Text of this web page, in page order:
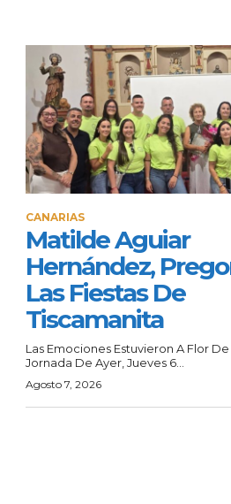
CANARIAS
Matilde Aguiar
Hernández,
Las Fiestas De
Tiscamanita
Las Emociones Estuvieron A Flor
Jornada De Ayer, Jueves 6...
Agosto 7, 2026